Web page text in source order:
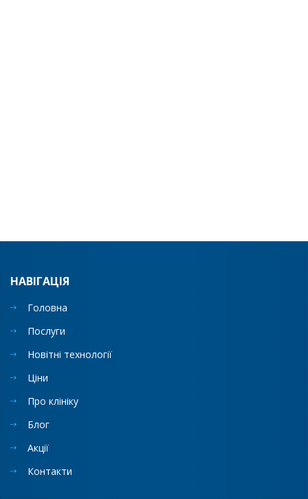
НАВІГАЦІЯ
Головна
Послуги
Новітні технології
Ціни
Про клініку
Блог
Акції
Контакти